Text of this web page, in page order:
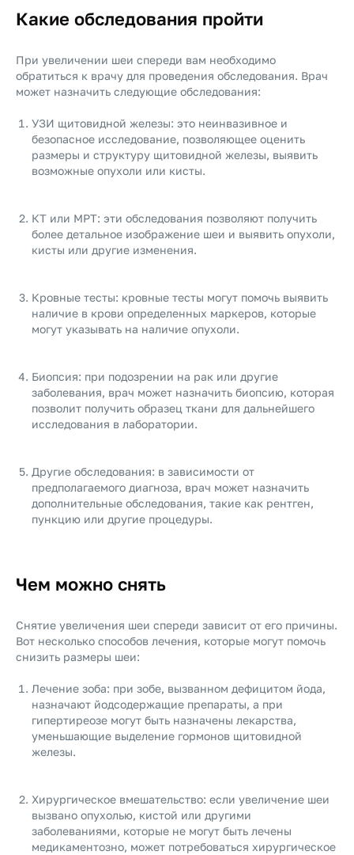
Какие обследования пройти
При увеличении шеи спереди вам необходимо
обратиться к врачу для проведения обследования. Врач
может назначить следующие обследования:
УЗИ щитовидной железы: это неинвазивное и
безопасное исследование, позволяющее оценить
размеры и структуру щитовидной железы, выявить
возможные опухоли или кисты.
КТ или МРТ: эти обследования позволяют получить
более детальное изображение шеи и выявить опухоли,
кисты или другие изменения.
Кровные тесты: кровные тесты могут помочь выявить
наличие в крови определенных маркеров, которые
могут указывать на наличие опухоли.
Биопсия: при подозрении на рак или другие
заболевания, врач может назначить биопсию, которая
позволит получить образец ткани для дальнейшего
исследования в лаборатории.
Другие обследования: в зависимости от
предполагаемого диагноза, врач может назначить
дополнительные обследования, такие как рентген,
пункцию или другие процедуры.
Чем можно снять
Снятие увеличения шеи спереди зависит от его причины.
Вот несколько способов лечения, которые могут помочь
снизить размеры шеи:
Лечение зоба: при зобе, вызванном дефицитом йода,
назначают йодсодержащие препараты, а при
гипертиреозе могут быть назначены лекарства,
уменьшающие выделение гормонов щитовидной
железы.
Хирургическое вмешательство: если увеличение шеи
вызвано опухолью, кистой или другими
заболеваниями, которые не могут быть лечены
медикаментозно, может потребоваться хирургическое